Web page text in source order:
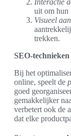
Interactie
uit om hun
Visueel
trekken.
SEO-
Bij het
online, speelt de
goed
gemakkelijker
verbetert ook de
dat elke